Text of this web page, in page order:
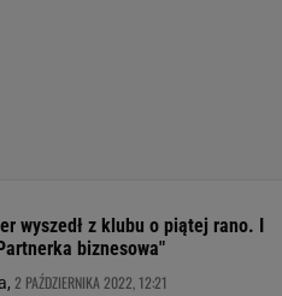
wyszedł z klubu o piątej rano. I
biznesowa"
2 PAŹDZIERNIKA 2022, 12:21